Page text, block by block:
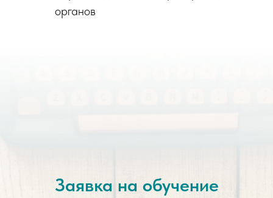
органов
Заявка на обучение